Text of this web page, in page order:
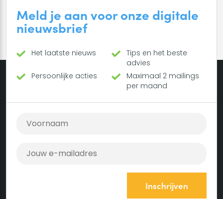
Meld je aan voor onze digitale
nieuwsbrief
Het laatste nieuws
Tips en het beste
advies
Persoonlijke acties
Maximaal 2 mailings
per maand